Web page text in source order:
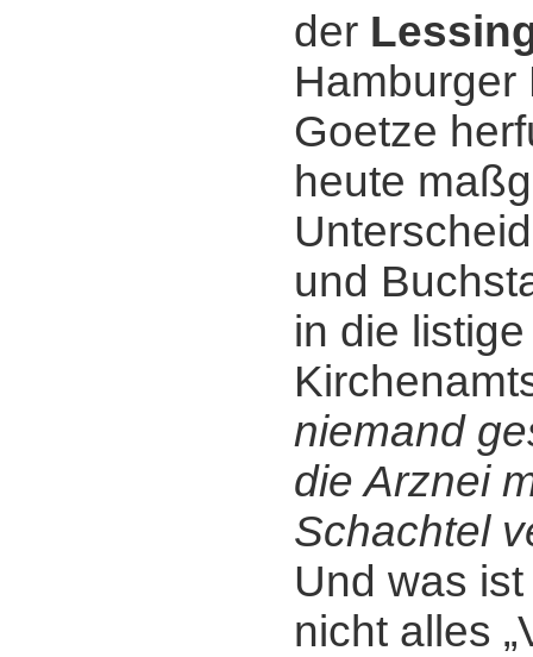
der
Hamburger
Goetze
heute
und
in die
niemand
die Arznei
Schachtel
Und was
nicht alles